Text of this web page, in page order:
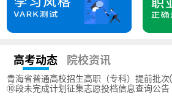
高考动态 院校资讯
青海省普通高校招生高职（专科）提前批
⑩段未完成计划征集志愿投档信息查询公告